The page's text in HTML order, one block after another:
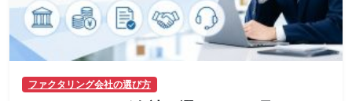
前
に
チ
ェ
ッ
ク
ファクタリング会社の選び方